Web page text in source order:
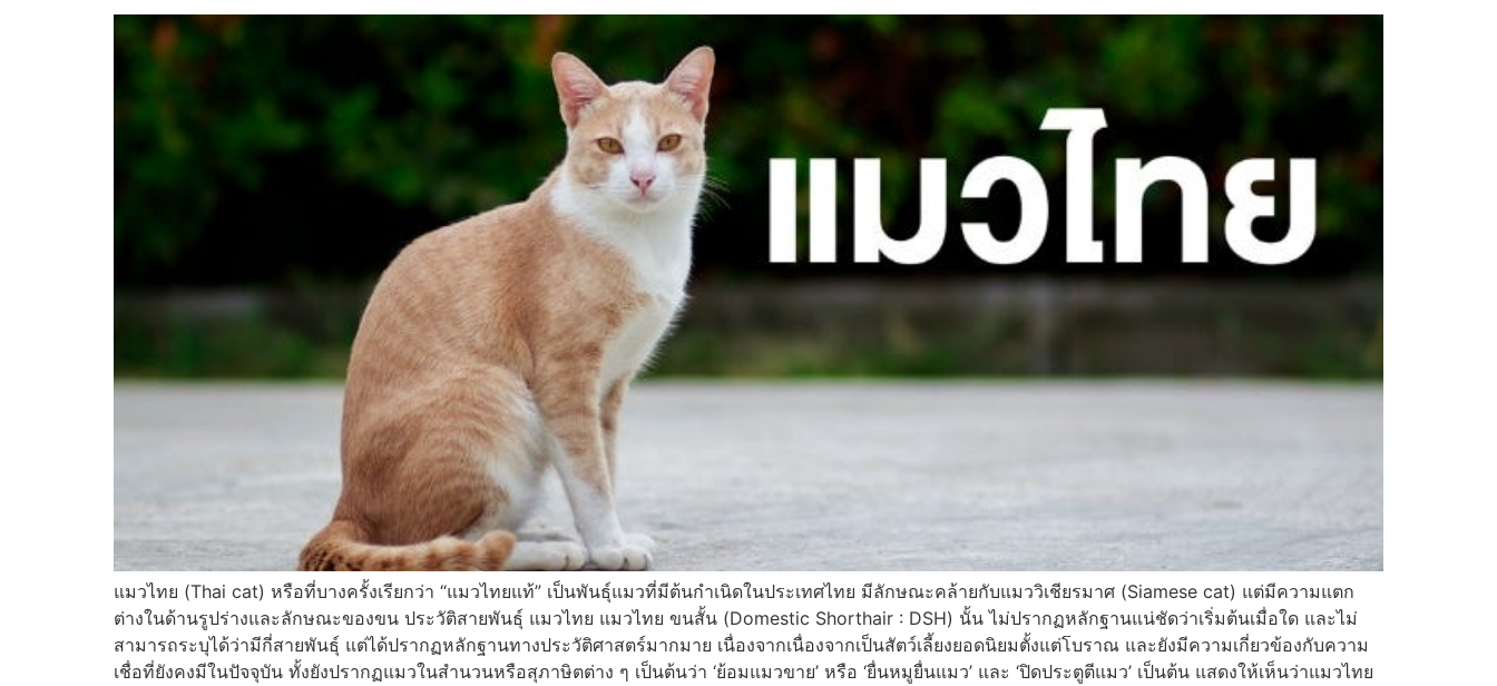
แมวไทย (Thai cat) หรือที่บางครั้งเรียกว่า “แมวไทยแท้” เป็นพันธุ์แมวที่มีต้นกำเนิดในประเทศไทย มีลักษณะคล้ายกับแมววิเชียรมาศ (Siamese cat) แต่มีความแตก
ต่างในด้านรูปร่างและลักษณะของขน ประวัติสายพันธุ์ แมวไทย แมวไทย ขนสั้น (Domestic Shorthair : DSH) นั้น ไม่ปรากฏหลักฐานแน่ชัดว่าเริ่มต้นเมื่อใด และไม่
สามารถระบุได้ว่ามีกี่สายพันธุ์ แต่ได้ปรากฏหลักฐานทางประวัติศาสตร์มากมาย เนื่องจากเนื่องจากเป็นสัตว์เลี้ยงยอดนิยมตั้งแต่โบราณ และยังมีความเกี่ยวข้องกับความ
เชื่อที่ยังคงมีในปัจจุบัน ทั้งยังปรากฏแมวในสำนวนหรือสุภาษิตต่าง ๆ เป็นต้นว่า ‘ย้อมแมวขาย’ หรือ ‘ยื่นหมูยื่นแมว’ และ ‘ปิดประตูตีแมว’ เป็นต้น แสดงให้เห็นว่าแมวไทย